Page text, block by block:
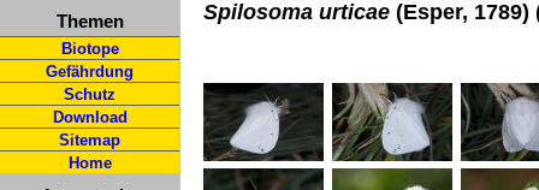
Themen
Biotope
Gefährdung
Schutz
Download
Sitemap
Home
Spilosoma urticae (Esper,